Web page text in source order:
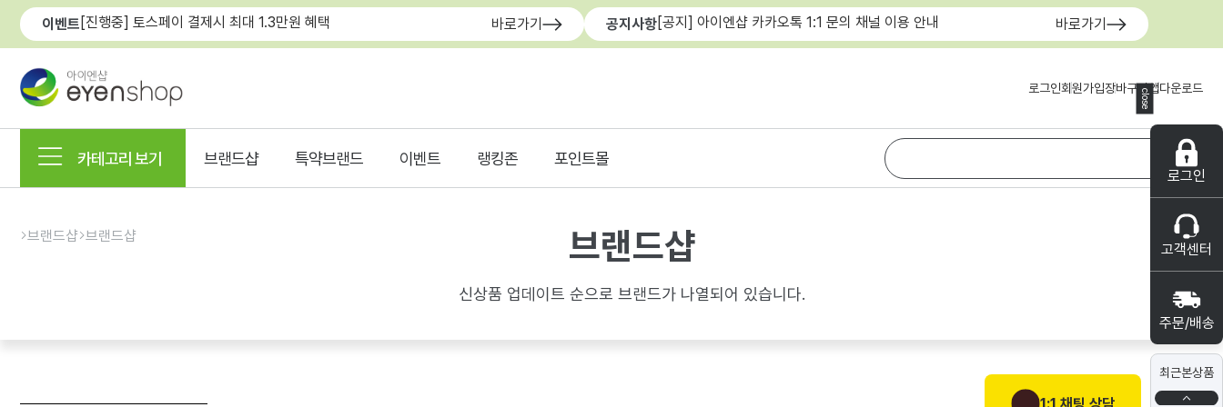
close
로그인
고객센터
주문/배송
최근본상품
1:1 채팅 상담
이벤트 [진행중] 토스페이 결제시 최대 1.3만원 혜택 바로가기 공지사항[공지] 아이엔샵 카카오톡 1:1 문의 채널 이용 안내 바로가기
로그인회원가입장바구니앱다운로드
카테고리 보기 브랜드샵 특약브랜드 이벤트 랭킹존 포인트몰
브랜드샵 브랜드샵 브랜드샵
신상품 업데이트 순으로 브랜드가 나열되어 있습니다.